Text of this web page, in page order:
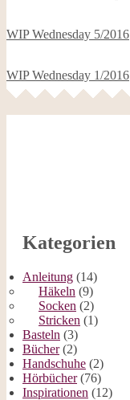
WIP Wednesday 5/2016
WIP Wednesday 1/2016
Kategorien
Anleitung (14)
Häkeln (9)
Socken (2)
Stricken (1)
Basteln (3)
Bücher(2)
Handschuhe (2)
Hörbücher(76)
Inspirationen (12)